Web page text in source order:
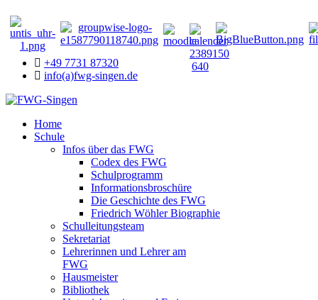
+49 7731 87320
info(a)fwg-singen.de
Home
Schule
Infos über das FWG
Codex des FWG
Schulprogramm
Informationsbroschüre
Die Geschichte des FWG
Friedrich Wöhler Biographie
Schulleitungsteam
Sekretariat
Lehrerinnen und Lehrer am
FWG
Hausmeister
Bibliothek